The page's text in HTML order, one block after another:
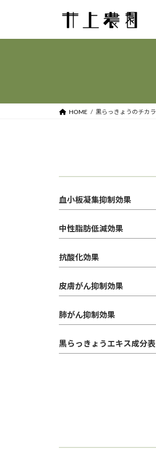
ン
ッ
ー
移
HOME 黒らっきょうのチカラ
血小板凝集抑制効果
中性脂肪低減効果
抗酸化効果
皮膚がん抑制効果
肺がん抑制効果
黒らっきょうエキス成分表